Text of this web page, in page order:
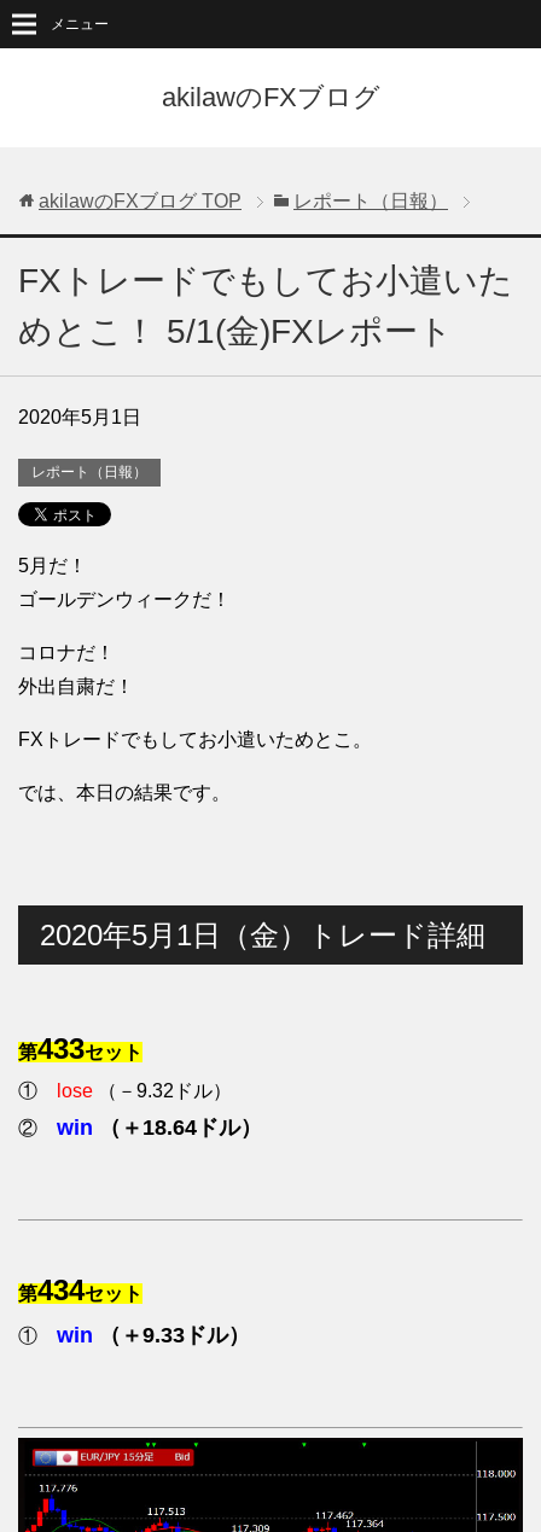
akilawのFXブログ
メニュー
akilawのFXブログ TOP レポート（日報）
FXトレードでもしてお小遣いた
めとこ！ 5/1(金)FXレポート
2020年5月1日
レポート（日報）
5月だ！
ゴールデンウィークだ！
コロナだ！
外出自粛だ！
FXトレードでもしてお小遣いためとこ。
では、本日の結果です。
2020年5月1日（金）トレード詳細
第433セット
①
lose （－9.32ドル）
② win （＋18.64ドル）
第434セット
① win （＋9.33ドル）